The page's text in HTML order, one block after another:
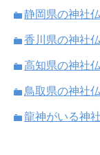
静岡県の神社
香川県の神社
高知県の神社
鳥取県の神社
龍神がいる神